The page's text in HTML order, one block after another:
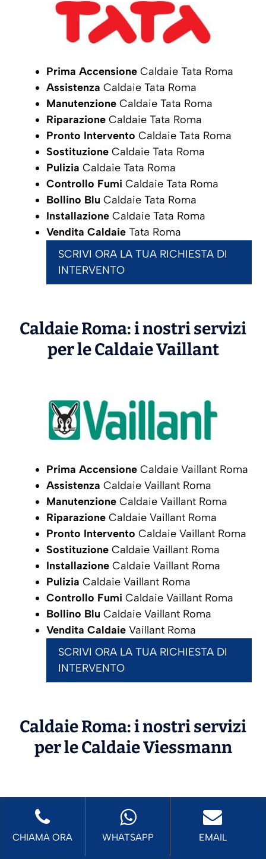
Prima Accensione Caldaie Tata Roma
Assistenza Caldaie Tata Roma
Manutenzione Caldaie Tata Roma
Riparazione Caldaie Tata Roma
Pronto Intervento Caldaie Tata Roma
Sostituzione Caldaie Tata Roma
Pulizia Caldaie Tata Roma
Controllo Fumi Caldaie Tata Roma
Bollino Blu Caldaie Tata Roma
Installazione Caldaie Tata Roma
Vendita Caldaie Tata Roma
SCRIVI ORA LA TUA RICHIESTA DI
INTERVENTO
Caldaie Roma: i nostri servizi
per le CaldaieVaillant
Prima Accensione Caldaie Vaillant Roma
Assistenza Caldaie Vaillant Roma
Manutenzione Caldaie Vaillant Roma
Riparazione Caldaie Vaillant Roma
Pronto Intervento Caldaie Vaillant Roma
Sostituzione Caldaie Vaillant Roma
Installazione Caldaie Vaillant Roma
Pulizia Caldaie Vaillant Roma
Controllo Fumi Caldaie Vaillant Roma
Bollino Blu Caldaie Vaillant Roma
Vendita Caldaie Vaillant Roma
SCRIVI ORA LA TUA RICHIESTA DI
INTERVENTO
Caldaie Roma: i nostri servizi
per le CaldaieViessmann
CHIAMA ORA WHATSAPP EMAIL